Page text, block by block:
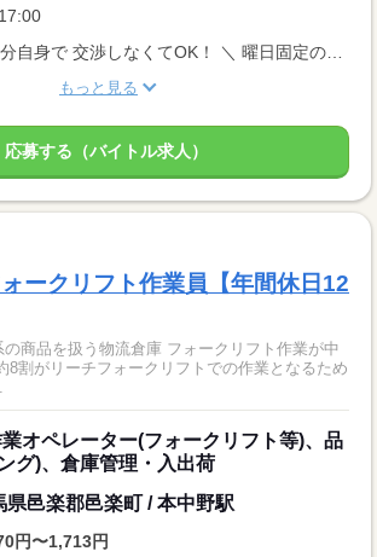
／ お休みは自分自身で 交渉しなくてOK！ ＼ 曜日固定のご相談や やむを得ないお休みなどは、 当社がしっかりサポートします◎ 土日祝休み、他平日休み 長期休暇あり 年間休日120日以上 完全週休2日制
もっと見る
応募する（バイトル求人）
ークリフト作業員【年間休日12
の商品を扱う物流倉庫 フォークリフト作業が中
8割がリーチフォークリフトでの作業となるため
オペレーター(フォークリフト等)、品
グ)、倉庫管理・入出荷
県邑楽郡邑楽町 / 本中野駅
円〜1,713円